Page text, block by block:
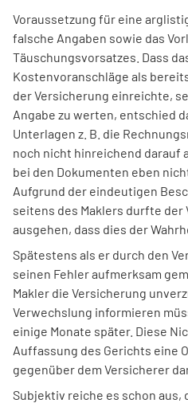
Voraussetzung für eine
falsche Angaben sowie das
Täuschungsvorsatzes. Dass
Kostenvoranschläge als
der Versicherung einreichte,
Angabe zu werten, entschied
Unterlagen z. B. die
noch nicht hinreichend darauf
bei den Dokumenten eben
Aufgrund der eindeutigen
seitens des Maklers durfte der
ausgehen, dass dies der
Spätestens als er durch den
seinen Fehler aufmerksam
Makler die Versicherung
Verwechslung informieren
einige Monate später. Diese
Auffassung des Gerichts eine
gegenüber dem Versicherer
Subjektiv reiche es schon aus,